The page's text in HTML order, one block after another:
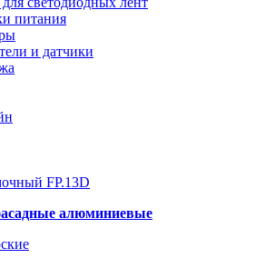
питания
и датчики
алюминиевые